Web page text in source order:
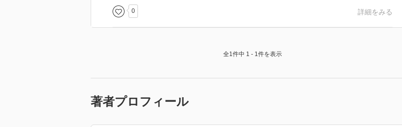
か緊迫感漂ってまいりました。
0 詳細をみる
全1件中 1 - 1件を表示
著者プロフィール